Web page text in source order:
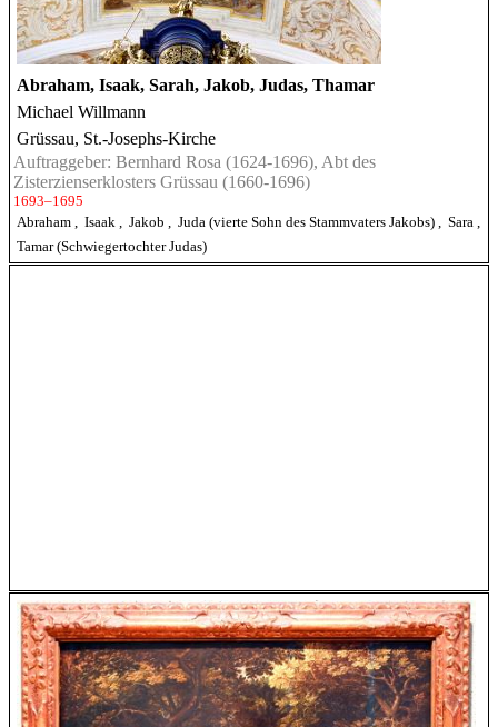
Abraham, Isaak, Sarah, Jakob, Judas, Thamar
Michael Willmann
Grüssau, St.-Josephs-Kirche
Auftraggeber: Bernhard Rosa (1624-1696), Abt des
Zisterzienserklosters Grüssau (1660-1696)
1693–1695
Abraham , Isaak , Jakob , Juda (vierte Sohn des Stammvaters Jakobs) , Sara ,
Tamar (Schwiegertochter Judas)